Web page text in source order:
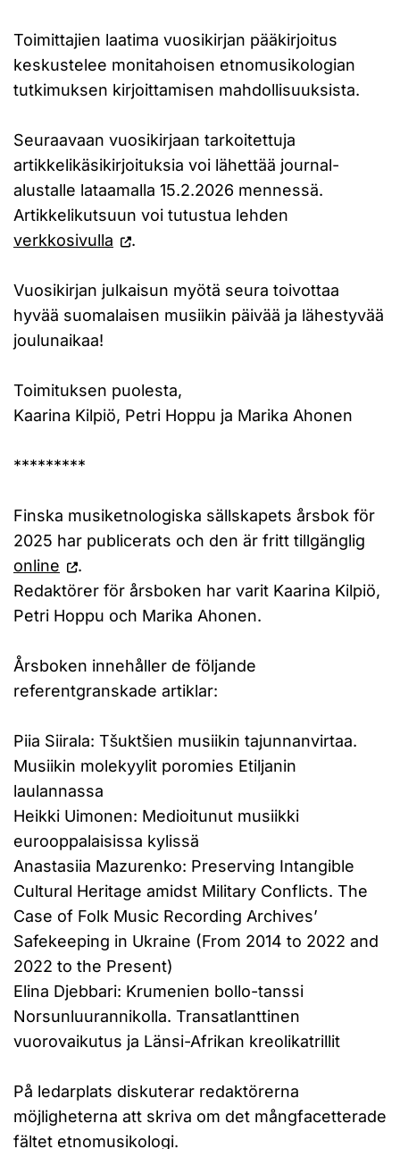
Toimittajien laatima vuosikirjan pääkirjoitus
keskustelee monitahoisen etnomusikologian
tutkimuksen kirjoittamisen mahdollisuuksista.
Seuraavaan vuosikirjaan tarkoitettuja
artikkelikäsikirjoituksia voi lähettää journal-
alustalle lataamalla 15.2.2026 mennessä.
Artikkelikutsuun voi tutustua lehden
verkkosivulla
.
Vuosikirjan julkaisun myötä seura toivottaa
hyvää suomalaisen musiikin päivää ja lähestyvää
joulunaikaa!
Toimituksen puolesta,
Kaarina Kilpiö, Petri Hoppu ja Marika Ahonen
*********
Finska musiketnologiska sällskapets årsbok för
2025 har publicerats och den är fritt tillgänglig
online
.
Redaktörer för årsboken har varit Kaarina Kilpiö,
Petri Hoppu och Marika Ahonen.
Årsboken innehåller de följande
referentgranskade artiklar:
Piia Siirala: Tšuktšien musiikin tajunnanvirtaa.
Musiikin molekyylit poromies Etiljanin
laulannassa
Heikki Uimonen: Medioitunut musiikki
eurooppalaisissa kylissä
Anastasiia Mazurenko: Preserving Intangible
Cultural Heritage amidst Military Conflicts. The
Case of Folk Music Recording Archives’
Safekeeping in Ukraine (From 2014 to 2022 and
2022 to the Present)
Elina Djebbari: Krumenien bollo-tanssi
Norsunluurannikolla. Transatlanttinen
vuorovaikutus ja Länsi-Afrikan kreolikatrillit
På ledarplats diskuterar redaktörerna
möjligheterna att skriva om det mångfacetterade
fältet etnomusikologi.